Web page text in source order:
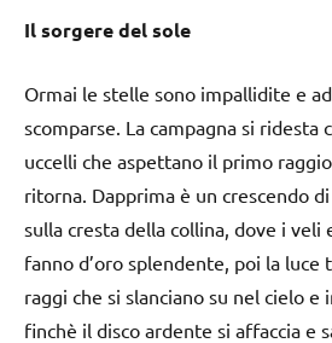
Il sorgere del sole
Ormai le stelle sono impallidite e
scomparse. La campagna si ridesta
uccelli che aspettano il primo
ritorna. Dapprima è un crescendo
sulla cresta della collina, dove i veli
fanno d’oro splendente, poi la luce
raggi che si slanciano su nel cielo e
finchè il disco ardente si affaccia e